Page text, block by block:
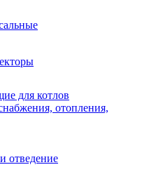
для котлов
отопления,
отведение